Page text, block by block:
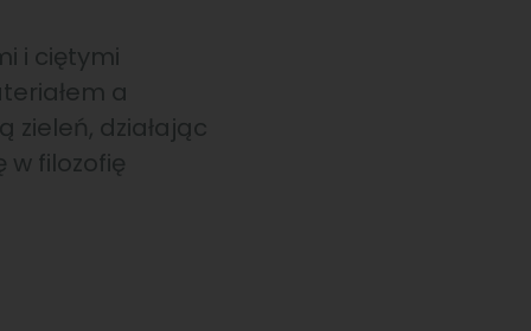
i ciętymi
a
zieleń, działając
w filozofię